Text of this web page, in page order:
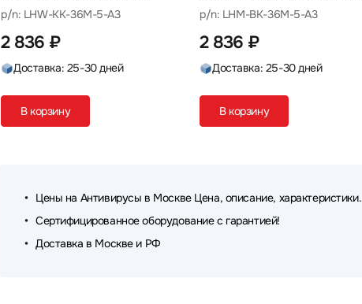
Первичная лицензия
p/n: LHW-KK-36M-5-A3
2 836 ₽
Доставка: 25-30 дней
В корзину
м., 5 МУ LHM-BK-36M-5-A3
Первичная лицензия
p/n: LHM-BK-36M-5-A3
2 836 ₽
Доставка: 25-30 дней
В корзину
Цены на Антивирусы в Москве Цена, описание, характеристики.
Сертифицированное оборудование с гарантией!
Доставка в Москве и РФ